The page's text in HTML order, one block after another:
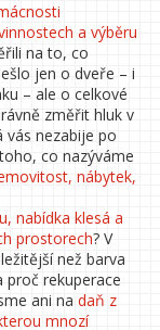
a výběru
na to, co
jen o dveře – i
– ale o celkové
změřit hluk v
vás nezabije po
co nazýváme
nábytek,
nabídka klesá a
prostorech? V
než barva
proč rekuperace
ani na daň z
mnozí